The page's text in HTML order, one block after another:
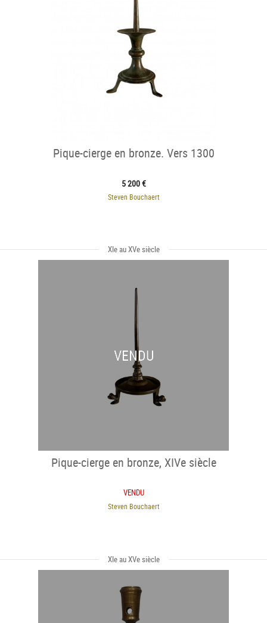
Pique-cierge en bronze. Vers 1300
5 200 €
Steven Bouchaert
XIe au XVe siècle
VENDU
Pique-cierge en bronze, XIVe siècle
VENDU
Steven Bouchaert
XIe au XVe siècle